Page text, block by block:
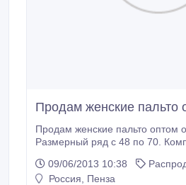
Продам женские пальто
Продам женские пальто оптом
Размерный ряд с 48 по 70.
верхнюю одежду. Наша компания создает
коллекции верхней женской одежды, внимательно
09/06/2013 10:38
Россия, Пенза